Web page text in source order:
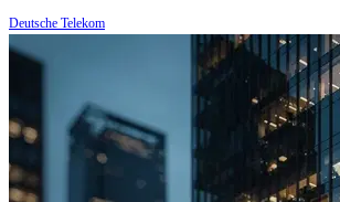
Deutsche Telekom